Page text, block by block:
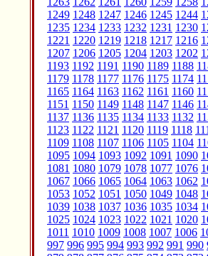
1249 1248 1247 1246 1245 1244
1235 1234 1233 1232 1231 1230
1221 1220 1219 1218 1217 1216
1207 1206 1205 1204 1203 1202
1193 1192 1191 1190 1189 1188
1179 1178 1177 1176 1175 1174
1165 1164 1163 1162 1161 1160
1151 1150 1149 1148 1147 1146
1137 1136 1135 1134 1133 1132
1123 1122 1121 1120 1119 1118
1109 1108 1107 1106 1105 1104
1095 1094 1093 1092 1091 1090
1081 1080 1079 1078 1077 1076
1067 1066 1065 1064 1063 1062
1053 1052 1051 1050 1049 1048
1039 1038 1037 1036 1035 1034
1025 1024 1023 1022 1021 1020
1011 1010 1009 1008 1007 1006
997 996 995 994 993 992 991 990